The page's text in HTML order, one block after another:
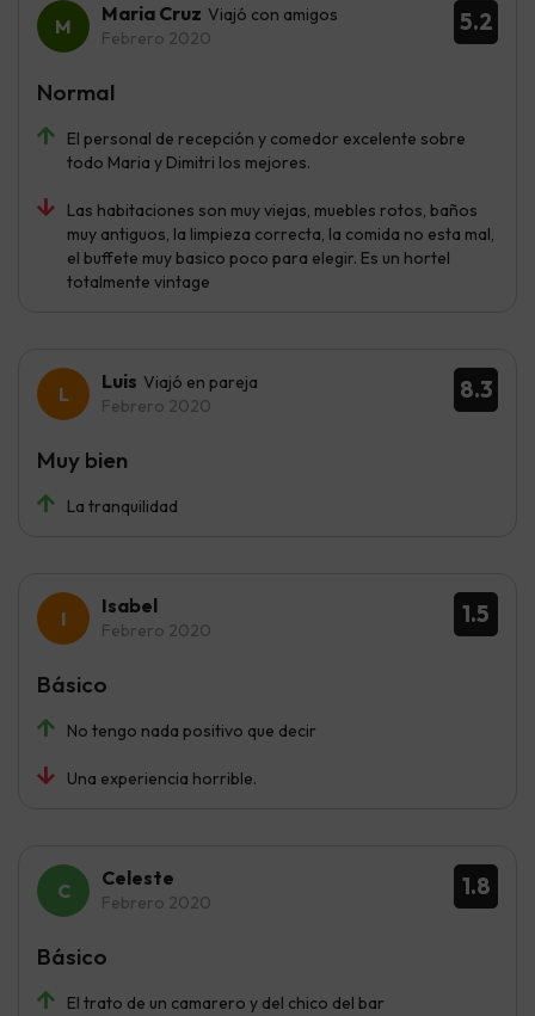
5.2
Maria Cruz Viajó con amigos
Febrero 2020
El personal de recepción y comedor excelente sobre
todo Maria y Dimitri los mejores.
Las habitaciones son muy viejas, muebles rotos, baños
muy antiguos, la limpieza correcta, la comida no esta mal,
el buffete muy basico poco para elegir. Es un hortel
totalmente vintage
Normal
8.3
Luis Viajó en pareja
Febrero 2020
La tranquilidad
Muy bien
1.5
Isabel
Febrero 2020
No tengo nada positivo que decir
Una experiencia horrible.
Básico
1.8
Celeste
Febrero 2020
El trato de un camarero y del chico del bar
Básico